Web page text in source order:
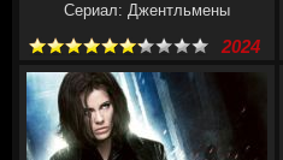
Сериал: Джентльмены
2024